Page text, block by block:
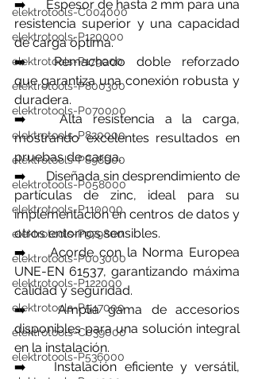
elektrotools-C004000
elektrotools-P120000
elektrotools-P179000
elektrotools-P800300
elektrotools-P070000
elektrotools-P820000
elektrotools-P898000
elektrotools-P058000
elektrotools-P110000
elektrotools-P979800
elektrotools-P003000
elektrotools-P122000
elektrotools-P547000
elektrotools-C039000
elektrotools-P536000
➡️ 	Espesor de hasta 2 mm para una
resistencia superior y una capacidad
de carga óptima.
➡️	Remachado doble reforzado
que garantiza una conexión robusta y
duradera.
➡️ 	Alta resistencia a la carga,
mostrando excelentes resultados en
pruebas de carga.
➡️ 	Diseñada sin desprendimiento de
partículas de zinc, ideal para su
implementación en centros de datos y
otros entornos sensibles.
➡️ 	Acorde con la Norma Europea
UNE-EN 61537, garantizando máxima
calidad y seguridad.
➡️ 	Amplia gama de accesorios
disponibles para una solución integral
en la instalación.
➡️ 	Instalación eficiente y versátil,